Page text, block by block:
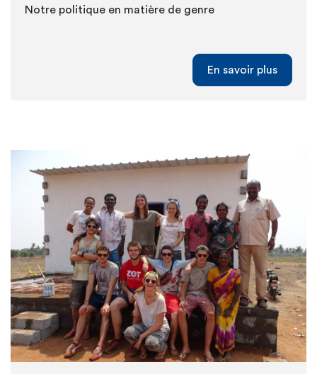
Notre politique en matière de genre
En savoir plus